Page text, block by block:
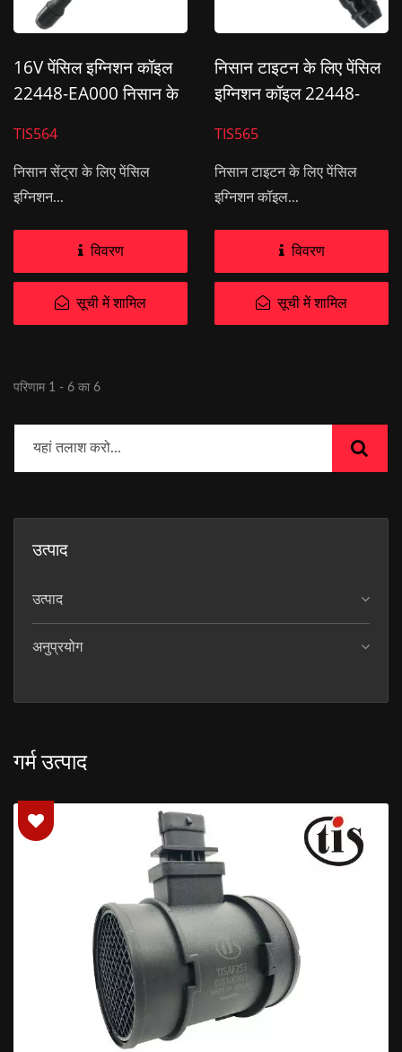
16V पेंसिल इग्निशन कॉइल
22448-EA000 निसान के
TIS564
निसान सेंट्रा के लिए पेंसिल
इग्निशन...
विवरण
सूची में शामिल
निसान टाइटन के लिए पेंसिल
इग्निशन कॉइल 22448-
TIS565
निसान टाइटन के लिए पेंसिल
इग्निशन कॉइल...
विवरण
सूची में शामिल
परिणाम 1 - 6 का 6
उत्पाद
उत्पाद
अनुप्रयोग
गर्म उत्पाद